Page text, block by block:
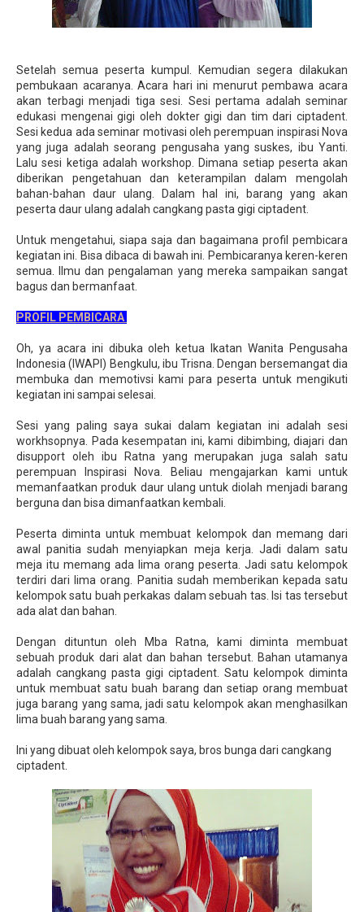
Setelah semua peserta kumpul. Kemudian segera dilakukan
pembukaan acaranya. Acara hari ini menurut pembawa acara
akan terbagi menjadi tiga sesi. Sesi pertama adalah seminar
edukasi mengenai gigi oleh dokter gigi dan tim dari ciptadent.
Sesi kedua ada seminar motivasi oleh perempuan inspirasi Nova
yang juga adalah seorang pengusaha yang suskes, ibu Yanti.
Lalu sesi ketiga adalah workshop. Dimana setiap peserta akan
diberikan pengetahuan dan keterampilan dalam mengolah
bahan-bahan daur ulang. Dalam hal ini, barang yang akan
peserta daur ulang adalah cangkang pasta gigi ciptadent.
Untuk mengetahui, siapa saja dan bagaimana profil pembicara
kegiatan ini. Bisa dibaca di bawah ini. Pembicaranya keren-keren
semua. Ilmu dan pengalaman yang mereka sampaikan sangat
bagus dan bermanfaat.
PROFIL PEMBICARA
Oh, ya acara ini dibuka oleh ketua Ikatan Wanita Pengusaha
Indonesia (IWAPI) Bengkulu, ibu Trisna. Dengan bersemangat dia
membuka dan memotivsi kami para peserta untuk mengikuti
kegiatan ini sampai selesai.
Sesi yang paling saya sukai dalam kegiatan ini adalah sesi
workhsopnya. Pada kesempatan ini, kami dibimbing, diajari dan
disupport oleh ibu Ratna yang merupakan juga salah satu
perempuan Inspirasi Nova. Beliau mengajarkan kami untuk
memanfaatkan produk daur ulang untuk diolah menjadi barang
berguna dan bisa dimanfaatkan kembali.
Peserta diminta untuk membuat kelompok dan memang dari
awal panitia sudah menyiapkan meja kerja. Jadi dalam satu
meja itu memang ada lima orang peserta. Jadi satu kelompok
terdiri dari lima orang. Panitia sudah memberikan kepada satu
kelompok satu buah perkakas dalam sebuah tas. Isi tas tersebut
ada alat dan bahan.
Dengan dituntun oleh Mba Ratna, kami diminta membuat
sebuah produk dari alat dan bahan tersebut. Bahan utamanya
adalah cangkang pasta gigi ciptadent. Satu kelompok diminta
untuk membuat satu buah barang dan setiap orang membuat
juga barang yang sama, jadi satu kelompok akan menghasilkan
lima buah barang yang sama.
Ini yang dibuat oleh kelompok saya, bros bunga dari cangkang
ciptadent.